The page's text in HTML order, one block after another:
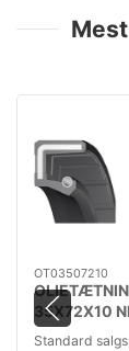
OT03507210
35X72X10
Standard